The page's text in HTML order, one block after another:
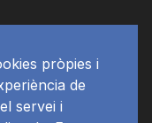
pròpies i
de
servei i